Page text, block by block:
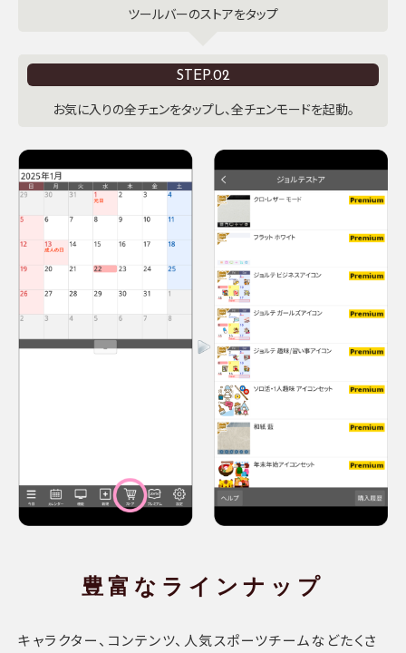
ツールバーのストアをタップ
STEP.02
お気に入りの全チェンをタップし、全チェンモードを起動。
豊富な ラインナップ
キャラクター、コンテンツ、人気スポーツチームなどたくさ